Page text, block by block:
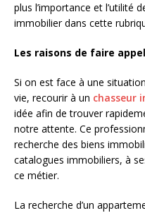
plus l’importance et l’utilité
immobilier dans cette
Les raisons de faire
Si on est face à une
vie, recourir à un chasseur
idée afin de trouver
notre attente. Ce
recherche des biens
catalogues immobiliers, à
ce métier.
La recherche d’un